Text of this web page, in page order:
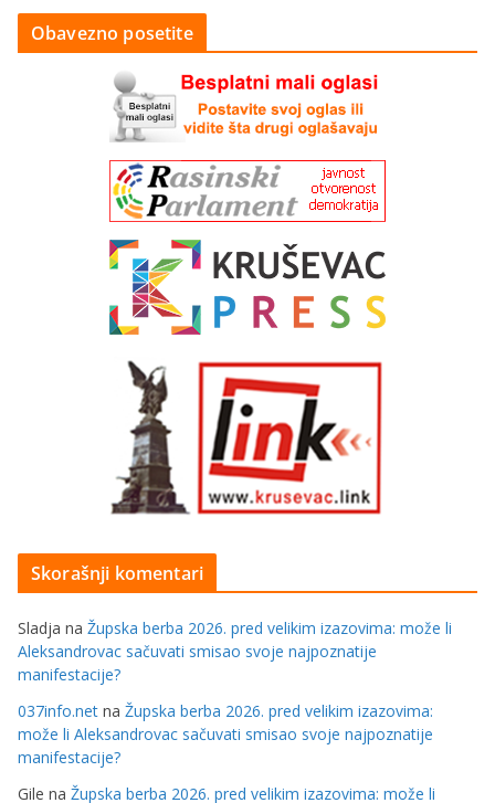
Obavezno posetite
Skorašnji komentari
Sladja na Župska berba 2026. pred velikim izazovima: može li
Aleksandrovac sačuvati smisao svoje najpoznatije
manifestacije?
037info.net na Župska berba 2026. pred velikim izazovima:
može li Aleksandrovac sačuvati smisao svoje najpoznatije
manifestacije?
Gile na Župska berba 2026. pred velikim izazovima: može li